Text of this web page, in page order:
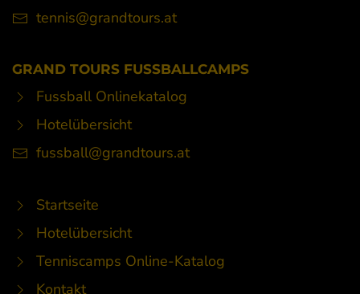
tennis@grandtours.at
GRAND TOURS FUSSBALLCAMPS
Fussball Onlinekatalog
Hotelübersicht
fussball@grandtours.at
Startseite
Hotelübersicht
Tenniscamps Online-Katalog
Kontakt